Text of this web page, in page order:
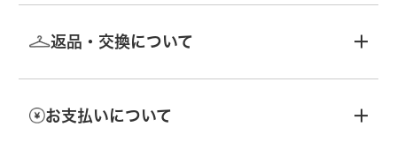
返品・交換について
お支払いについて